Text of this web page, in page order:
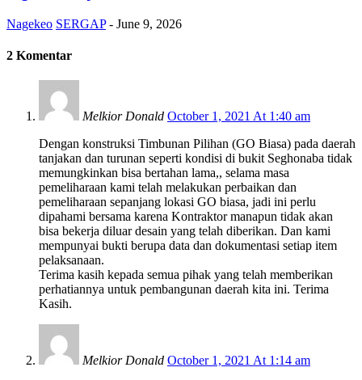
Nagekeo SERGAP - June 9, 2026
2 Komentar
Melkior Donald October 1, 2021 At 1:40 am
Dengan konstruksi Timbunan Pilihan (GO Biasa) pada daerah
tanjakan dan turunan seperti kondisi di bukit Seghonaba tidak
memungkinkan bisa bertahan lama,, selama masa
pemeliharaan kami telah melakukan perbaikan dan
pemeliharaan sepanjang lokasi GO biasa, jadi ini perlu
dipahami bersama karena Kontraktor manapun tidak akan
bisa bekerja diluar desain yang telah diberikan. Dan kami
mempunyai bukti berupa data dan dokumentasi setiap item
pelaksanaan.
Terima kasih kepada semua pihak yang telah memberikan
perhatiannya untuk pembangunan daerah kita ini. Terima
Kasih.
Melkior Donald October 1, 2021 At 1:14 am